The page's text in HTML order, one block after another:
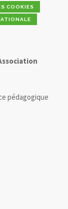
COOKIES
pédagogique